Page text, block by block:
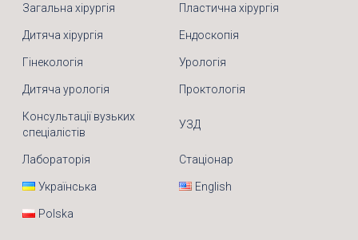
Загальна хірургія Пластична хірургія
Дитяча хірургія Ендоскопія
Гінекологія Урологія
Дитяча урологія Проктологія
Консультації вузьких
спеціалістів
УЗД
Лабораторія Стаціонар
Українська English
Polska